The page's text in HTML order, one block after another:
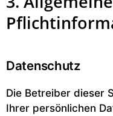
Datenschutz
Die Betreiber dieser
Ihrer persönlichen